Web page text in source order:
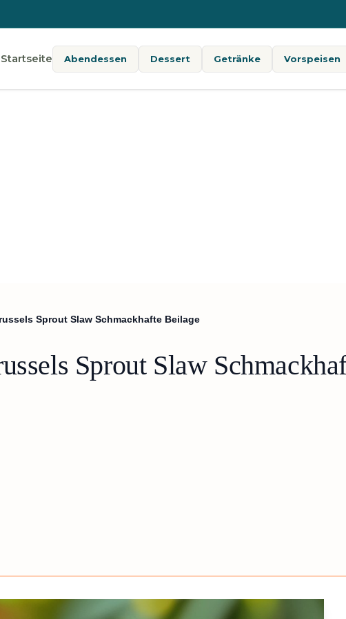
Startseite Abendessen Dessert Getränke Vorspeisen
Sprout Slaw Schmackhafte Beilage
Sprout Slaw